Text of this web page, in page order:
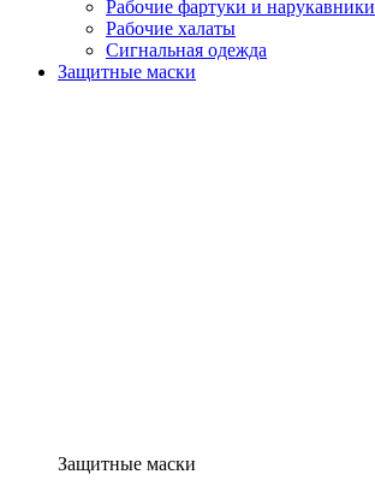
Рабочие фартуки и нарукавники
Рабочие халаты
Сигнальная одежда
Защитные маски
Защитные маски